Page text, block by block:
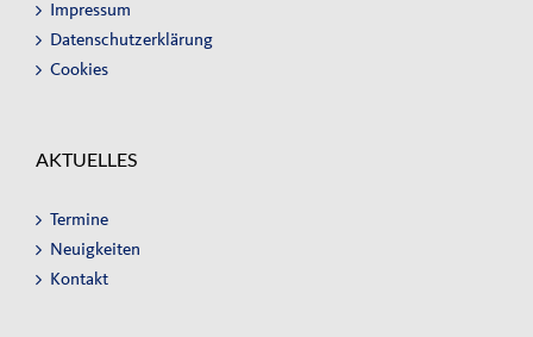
Impressum
Datenschutzerklärung
Cookies
AKTUELLES
Termine
Neuigkeiten
Kontakt